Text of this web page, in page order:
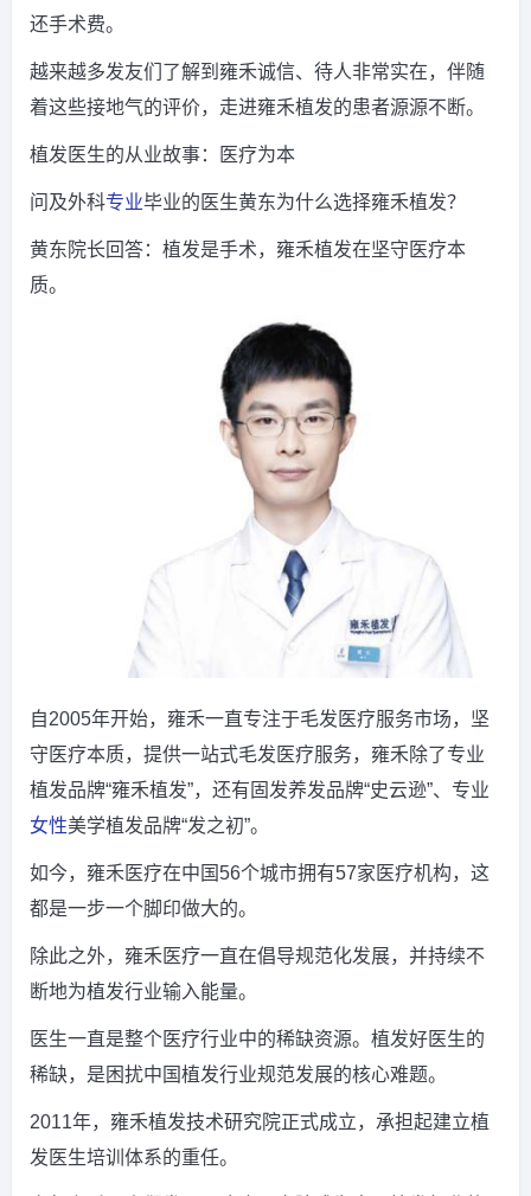
还手术费。
越来越多发友们了解到雍禾诚信、待人非常实在，伴随
着这些接地气的评价，走进雍禾植发的患者源源不断。
植发医生的从业故事：医疗为本
问及外科专业毕业的医生黄东为什么选择雍禾植发？
黄东院长回答：植发是手术，雍禾植发在坚守医疗本
质。
自2005年开始，雍禾一直专注于毛发医疗服务市场，坚
守医疗本质，提供一站式毛发医疗服务，雍禾除了专业
植发品牌“雍禾植发”，还有固发养发品牌“史云逊”、专业
女性美学植发品牌“发之初”。
如今，雍禾医疗在中国56个城市拥有57家医疗机构，这
都是一步一个脚印做大的。
除此之外，雍禾医疗一直在倡导规范化发展，并持续不
断地为植发行业输入能量。
医生一直是整个医疗行业中的稀缺资源。植发好医生的
稀缺，是困扰中国植发行业规范发展的核心难题。
2011年，雍禾植发技术研究院正式成立，承担起建立植
发医生培训体系的重任。